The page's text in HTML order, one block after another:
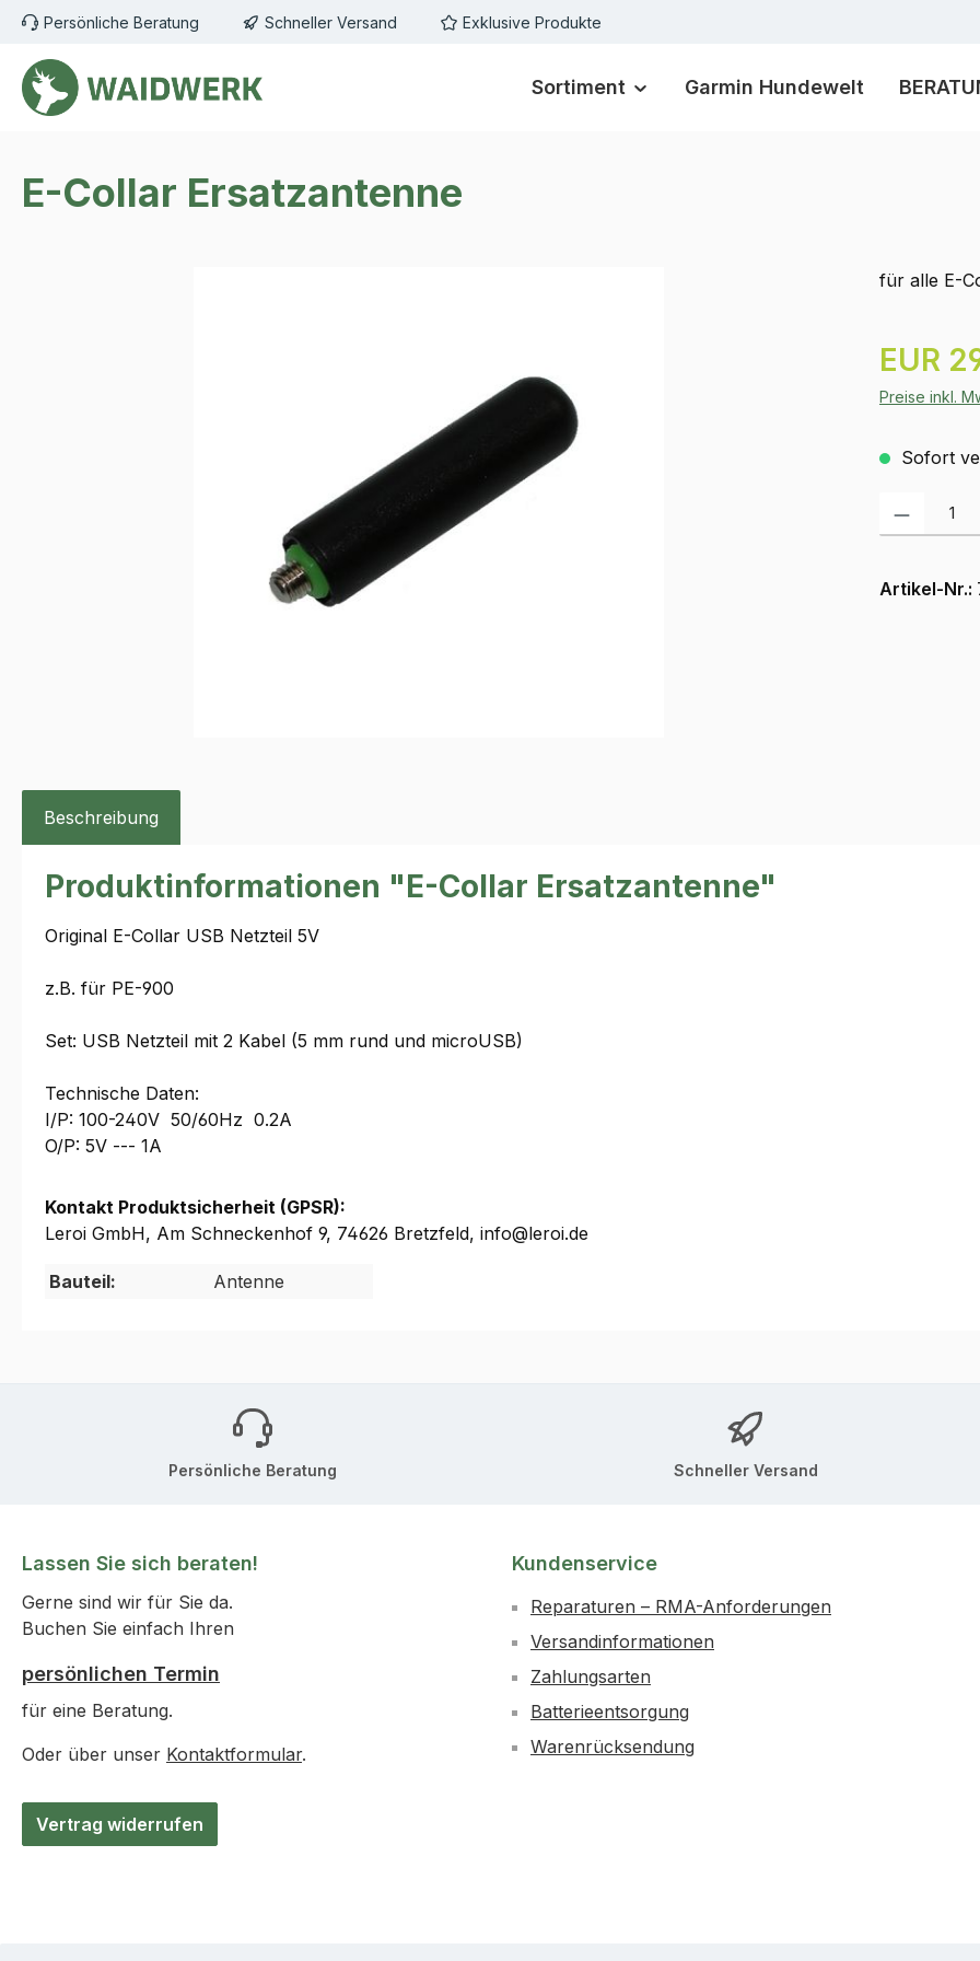
Hauptinhalt springen
Zur Suche springen
Zur Hauptnavigation springen
Persönliche Beratung Schneller Versand Exklusive Produkte
Sortiment Garmin Hundewelt
E-Collar Ersatzantenne
für alle E-
Regulärer
EUR
Preise inkl.
Sofort
Produkt
Artikel-Nr.:
Beschreibung
Produktinformationen "E-Collar Ersatzantenne"
Original E-Collar USB Netzteil 5V
z.B. für PE-900
Set: USB Netzteil mit 2 Kabel (5 mm rund und microUSB)
Technische Daten:
I/P: 100-240V 50/60Hz 0.2A
O/P: 5V --- 1A
Kontakt Produktsicherheit (GPSR):
Leroi GmbH, Am Schneckenhof 9, 74626 Bretzfeld, info@leroi.de
Bauteil: Antenne
Persönliche Beratung Schneller Versand
Lassen Sie sich beraten!
Gerne sind wir für Sie da.
Buchen Sie einfach Ihren
persönlichen Termin
für eine Beratung.
Oder über unser Kontaktformular.
Vertrag widerrufen
Kundenservice
Reparaturen – RMA-Anforderungen
Versandinformationen
Zahlungsarten
Batterieentsorgung
Warenrücksendung